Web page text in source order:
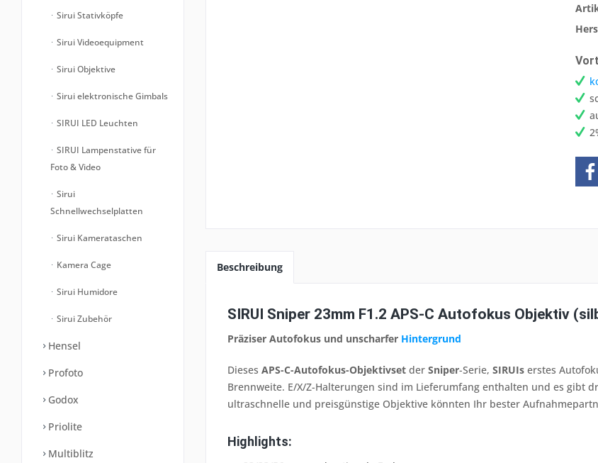
Sirui Stativköpfe
Sirui Videoequipment
Sirui Objektive
Sirui elektronische Gimbals
SIRUI LED Leuchten
SIRUI Lampenstative für
Foto & Video
Sirui
Schnellwechselplatten
Sirui Kamerataschen
Kamera Cage
Sirui Humidore
Sirui Zubehör
Hensel
Profoto
Godox
Priolite
Multiblitz
Beschreibung
SIRUI Sniper 23mm F1.2 APS-C Autofokus Objektiv
Präziser Autofokus und unscharfer Hintergrund
Dieses APS-C-Autofokus-Objektivset der Sniper-Serie, SIRUIs erstes
Brennweite. E/X/Z-Halterungen sind im Lieferumfang enthalten und es gibt
ultraschnelle und preisgünstige Objektive könnten Ihr bester
Highlights: